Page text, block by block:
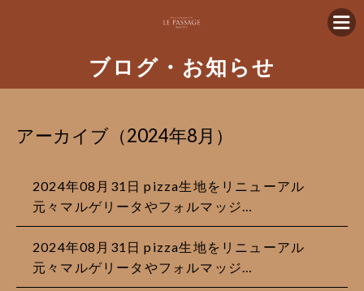
ブログ・お知らせ
アーカイブ（2024年8月）
2024年08月31日 pizza生地をリニューアル
元々マルゲリータやフォルマッジ…
2024年08月31日 pizza生地をリニューアル
元々マルゲリータやフォルマッジ…